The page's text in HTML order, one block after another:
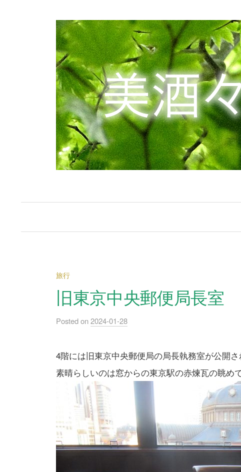
旅行
旧東京中央郵便局長室
Postedon2024-01-28
4階には旧東京中央郵便局の局長執務室が公開
素晴らしいのは窓からの東京駅の赤煉瓦の眺めで